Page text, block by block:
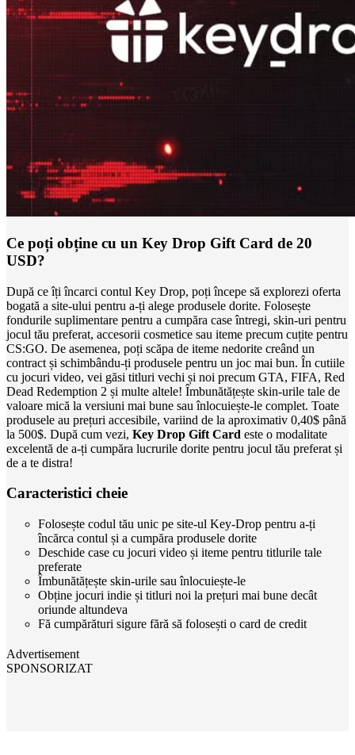
Ce poți obține cu un Key Drop Gift Card de 20
USD?
După ce îți încarci contul Key Drop, poți începe să explorezi oferta
bogată a site-ului pentru a-ți alege produsele dorite. Folosește
fondurile suplimentare pentru a cumpăra case întregi, skin-uri pentru
jocul tău preferat, accesorii cosmetice sau iteme precum cuțite pentru
CS:GO. De asemenea, poți scăpa de iteme nedorite creând un
contract și schimbându-ți produsele pentru un joc mai bun. În cutiile
cu jocuri video, vei găsi titluri vechi și noi precum GTA, FIFA, Red
Dead Redemption 2 și multe altele! Îmbunătățește skin-urile tale de
valoare mică la versiuni mai bune sau înlocuiește-le complet. Toate
produsele au prețuri accesibile, variind de la aproximativ 0,40$ până
la 500$. După cum vezi, Key Drop Gift Card este o modalitate
excelentă de a-ți cumpăra lucrurile dorite pentru jocul tău preferat și
de a te distra!
Caracteristici cheie
Folosește codul tău unic pe site-ul Key-Drop pentru a-ți
încărca contul și a cumpăra produsele dorite
Deschide case cu jocuri video și iteme pentru titlurile tale
preferate
Îmbunătățește skin-urile sau înlocuiește-le
Obține jocuri indie și titluri noi la prețuri mai bune decât
oriunde altundeva
Fă cumpărături sigure fără să folosești o card de credit
Advertisement
SPONSORIZAT